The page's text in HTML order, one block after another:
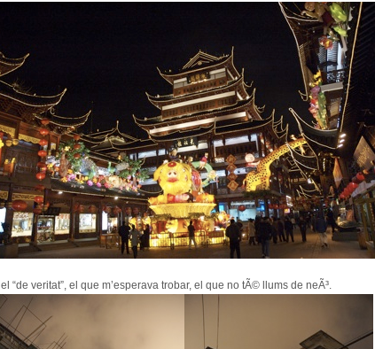
I el “de veritat”, el que m’esperava trobar, el que no tÃ© llums de neÃ³.